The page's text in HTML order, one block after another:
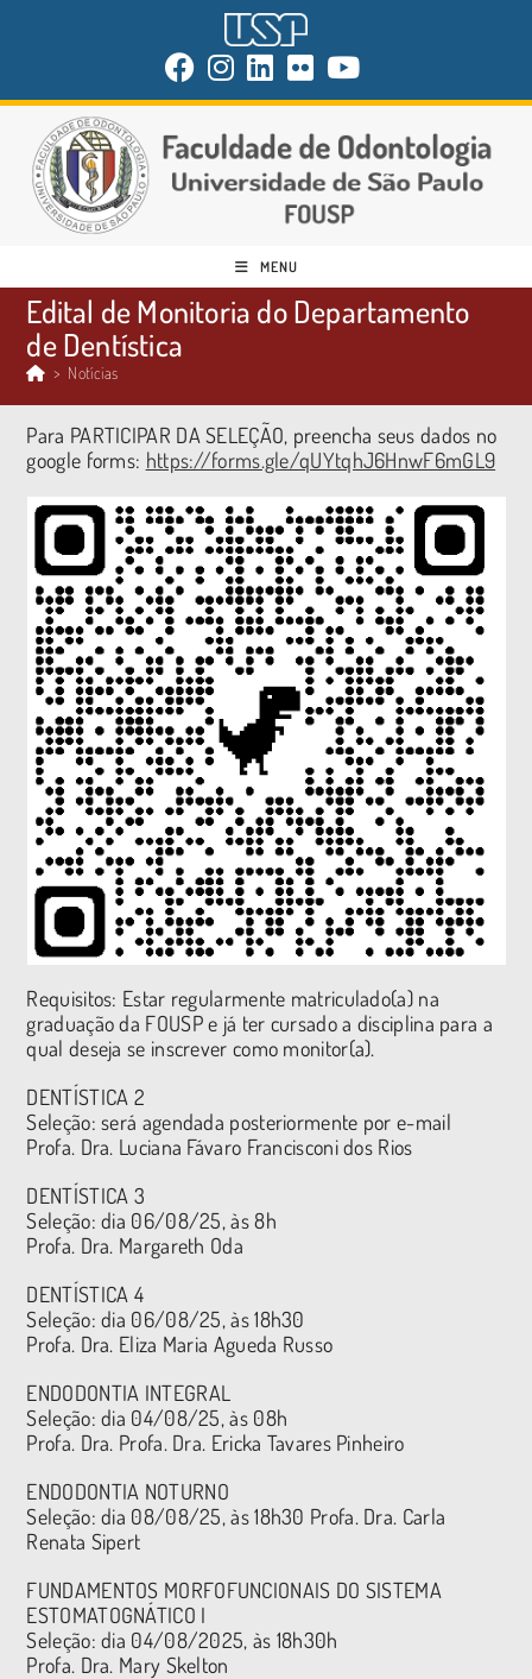
MENU
Edital de Monitoria do Departamento
de Dentística
> Notícias
Para PARTICIPAR DA SELEÇÃO, preencha seus dados no
google forms: https://forms.gle/qUYtqhJ6HnwF6mGL9
Requisitos: Estar regularmente matriculado(a) na
graduação da FOUSP e já ter cursado a disciplina para a
qual deseja se inscrever como monitor(a).
DENTÍSTICA 2
Seleção: será agendada posteriormente por e-mail
Profa. Dra. Luciana Fávaro Francisconi dos Rios
DENTÍSTICA 3
Seleção: dia 06/08/25, às 8h
Profa. Dra. Margareth Oda
DENTÍSTICA 4
Seleção: dia 06/08/25, às 18h30
Profa. Dra. Eliza Maria Agueda Russo
ENDODONTIA INTEGRAL
Seleção: dia 04/08/25, às 08h
Profa. Dra. Profa. Dra. Ericka Tavares Pinheiro
ENDODONTIA NOTURNO
Seleção: dia 08/08/25, às 18h30 Profa. Dra. Carla
Renata Sipert
FUNDAMENTOS MORFOFUNCIONAIS DO SISTEMA
ESTOMATOGNÁTICO I
Seleção: dia 04/08/2025, às 18h30h
Profa. Dra. Mary Skelton